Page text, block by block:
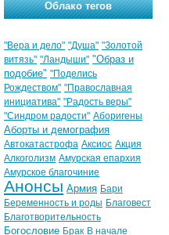
Облако тегов
"Вера и дело" "Душа" "Золотой
витязь" "Ландыши" "Образ и
подобие" "Поделись
Рождеством" "Православная
инициатива" "Радость веры"
"Синдром радости" Аборигены
Аборты и демография
Автокатастрофа Аксиос Акция
Алкоголизм Амурская епархия
Амурское благочиние
Анонсы Армия Бари
Беременность и роды Благовест
Благотворительность
Богословие Брак В начале